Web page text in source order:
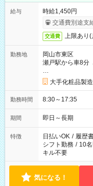
給与
時給1,450円
交通費別途支
交通費 上限あり(
勤務地
岡山市東区
瀬戸駅から車8分
…
大手化粧品製
勤務時間 8:30～17:35
期間 即日～長期
特徴 日払いOK / 履歴
シフト勤務 / 10
キル不要
気になる！